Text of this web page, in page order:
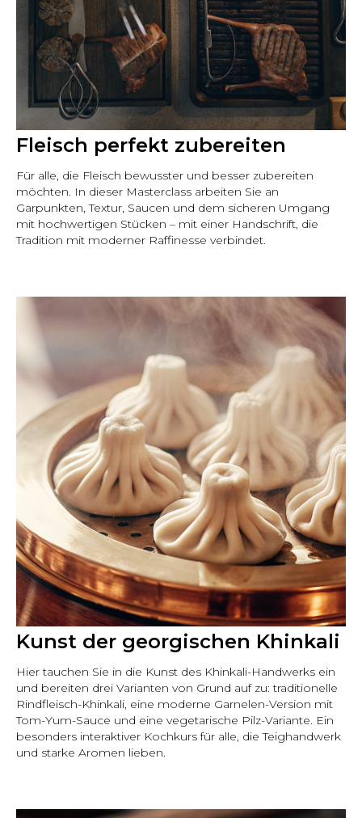
Fleisch perfekt zubereiten
Für alle, die Fleisch bewusster und besser zubereiten
möchten. In dieser Masterclass arbeiten Sie an
Garpunkten, Textur, Saucen und dem sicheren Umgang
mit hochwertigen Stücken – mit einer Handschrift, die
Tradition mit moderner Raffinesse verbindet.
Kunst der georgischen Khinkali
Hier tauchen Sie in die Kunst des Khinkali-Handwerks ein
und bereiten drei Varianten von Grund auf zu: traditionelle
Rindfleisch-Khinkali, eine moderne Garnelen-Version mit
Tom-Yum-Sauce und eine vegetarische Pilz-Variante. Ein
besonders interaktiver Kochkurs für alle, die Teighandwerk
und starke Aromen lieben.